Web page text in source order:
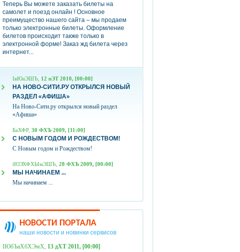
Теперь Вы можете заказать билеты на
самолет и поезд онлайн ! Основное
преимущество нашего сайта – мы продаем
только электронные билеты. Оформление
билетов происходит также только в
электронной форме! Заказ жд билета через
интернет...
ІвЮаЭШЪ, 12 пЭТ 2010, [00:00]
НА НОВО-СИТИ.РУ ОТКРЫЛСЯ НОВЫЙ
РАЗДЕЛ «АФИША»
На Ново-Сити.ру открылся новый раздел
«Афиша»
БаХФР, 30 ФХЪ 2009, [11:00]
С НОВЫМ ГОДОМ И РОЖДЕСТВОМ!
С Новым годом и Рождеством!
їЮЭХФХЫмЭШЪ, 28 ФХЪ 2009, [00:00]
МЫ НАЧИНАЕМ ...
Мы начинаем ...
НОВОСТИ ПОРТАЛА
наши новости и новинки сервисов
ІЮбЪаХбХЭмХ, 13 дХТ 2011, [00:00]